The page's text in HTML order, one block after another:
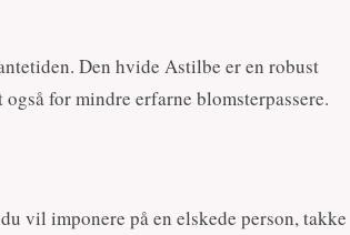
Den hvide Astilbe er en robust
for mindre erfarne blomsterpassere.
vil imponere på en elskede person, takke